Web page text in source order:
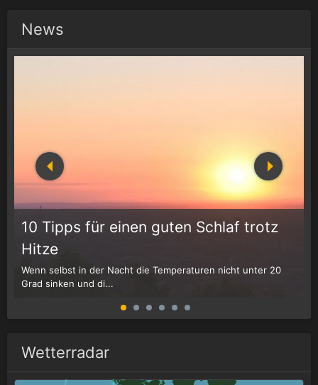
News
10 Tipps für einen guten Schlaf trotz
Hitze
Wenn selbst in der Nacht die Temperaturen nicht unter 20
Grad sinken und di...
Wetterradar